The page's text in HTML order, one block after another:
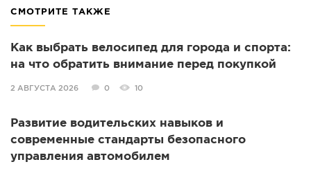
СМОТРИТЕ ТАКЖЕ
Как выбрать велосипед для города и спорта:
на что обратить внимание перед покупкой
2 АВГУСТА 2026 0 10
Развитие водительских навыков и
современные стандарты безопасного
управления автомобилем